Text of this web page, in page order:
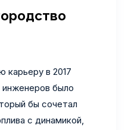
карьеру в 2017
инженеров было
бы сочетал
с динамикой,